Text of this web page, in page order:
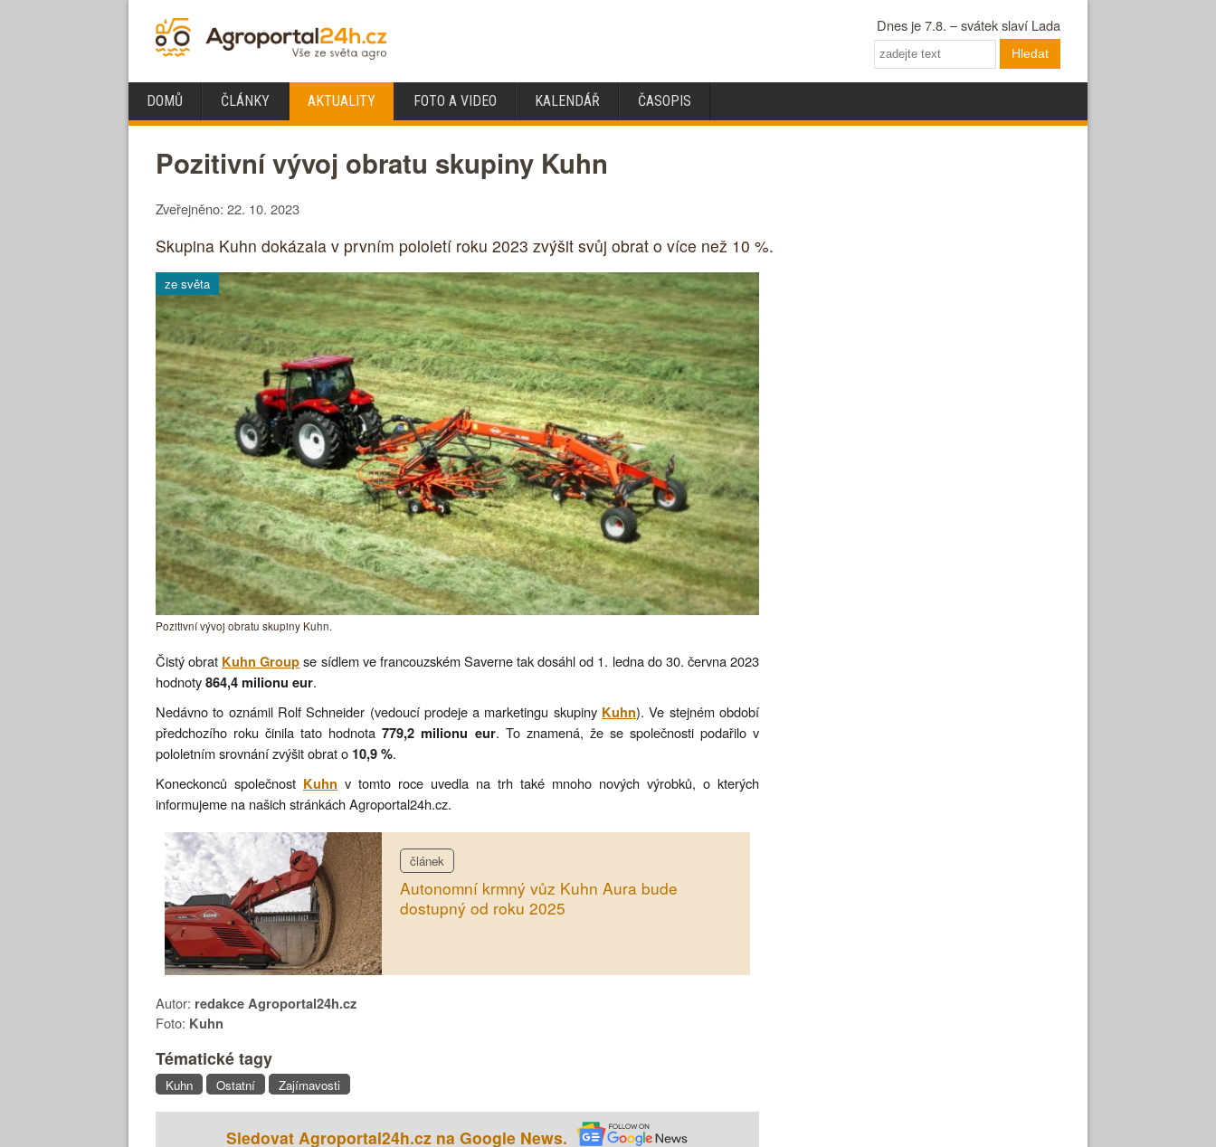
Dnes je 7.8. – svátek slaví Lada
Hledat
DOMŮ ČLÁNKY AKTUALITY FOTO A VIDEO KALENDÁŘ ČASOPIS
Pozitivní vývoj obratu skupiny Kuhn
Zveřejněno: 22. 10. 2023
Skupina Kuhn dokázala v prvním pololetí roku 2023 zvýšit svůj obrat o více než 10 %.
ze světa
Pozitivní vývoj obratu skupiny Kuhn.
Čistý obrat Kuhn Groupse sídlem ve francouzském Saverne tak dosáhl od 1. ledna do 30. června 2023
hodnoty864,4 milionu eur.
Nedávno to oznámil Rolf Schneider (vedoucí prodeje a marketingu skupiny Kuhn). Ve stejném období
předchozího roku činila tato hodnota779,2 milionu eur. To znamená, že se společnosti podařilo v
pololetním srovnání zvýšit obrat o 10,9 %.
Koneckonců společnost Kuhn v tomto roce uvedla na trh také mnoho nových výrobků, o kterých
informujeme na našich stránkách Agroportal24h.cz.
článek
Autonomní krmný vůz Kuhn Aura bude
dostupný od roku 2025
Autor: redakce Agroportal24h.cz
Foto: Kuhn
Tématické tagy
Kuhn Ostatní Zajímavosti
Sledovat Agroportal24h.cz na Google News.